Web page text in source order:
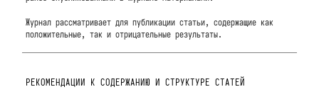
Журнал рассматривает для публикации статьи, содержащие как
положительные, так и отрицательные результаты.
РЕКОМЕНДАЦИИ К СОДЕРЖАНИЮ И СТРУКТУРЕ СТАТЕЙ